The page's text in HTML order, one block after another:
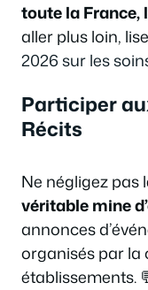
toute la France,
aller plus loin,
2026 sur les
Participer
Récits
Ne négligez pas
véritable mine
annonces
organisés par
établissements.